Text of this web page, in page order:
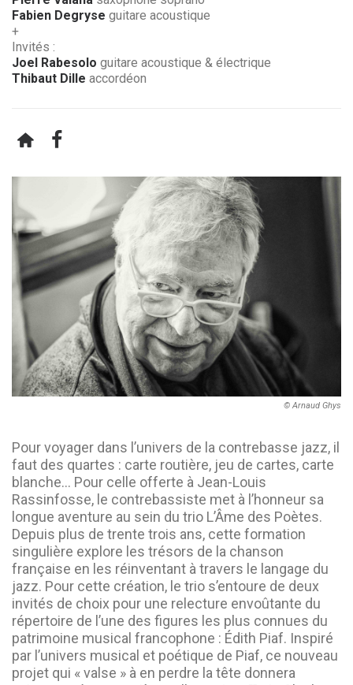
© Arnaud Ghys
Pour voyager dans l’univers de la contrebasse jazz, il
faut des quartes : carte routière, jeu de cartes, carte
blanche… Pour celle offerte à Jean-Louis
Rassinfosse, le contrebassiste met à l’honneur sa
longue aventure au sein du trio L’Âme des Poètes.
Depuis plus de trente trois ans, cette formation
singulière explore les trésors de la chanson
française en les réinventant à travers le langage du
jazz. Pour cette création, le trio s’entoure de deux
invités de choix pour une relecture envoûtante du
répertoire de l’une des figures les plus connues du
patrimoine musical francophone : Édith Piaf. Inspiré
par l’univers musical et poétique de Piaf, ce nouveau
projet qui « valse » à en perdre la tête donnera
Fabien Degryse guitare acoustique
+
Invités :
Joel Rabesolo guitare acoustique & électrique
Thibaut Dille accordéon